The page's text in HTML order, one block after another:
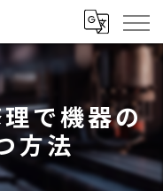
で機器の
方法